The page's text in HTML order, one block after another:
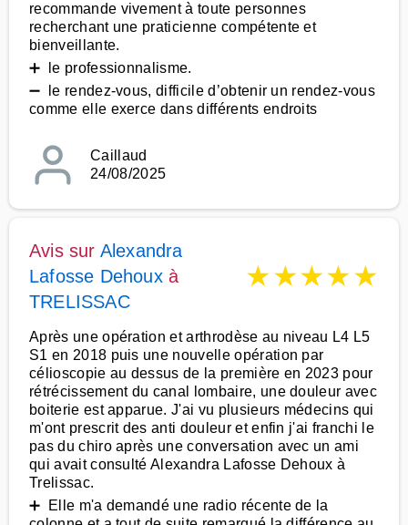
recommande vivement à toute personnes
recherchant une praticienne compétente et
bienveillante.
➕ le professionnalisme.
➖ le rendez-vous, difficile d’obtenir un rendez-vous
comme elle exerce dans différents endroits
Caillaud
24/08/2025
Avis sur Alexandra
Lafosse Dehouxà
TRELISSAC
★★★★★
Après une opération et arthrodèse au niveau L4 L5
S1 en 2018 puis une nouvelle opération par
célioscopie au dessus de la première en 2023 pour
rétrécissement du canal lombaire, une douleur avec
boiterie est apparue. J'ai vu plusieurs médecins qui
m'ont prescrit des anti douleur et enfin j'ai franchi le
pas du chiro après une conversation avec un ami
qui avait consulté Alexandra Lafosse Dehoux à
Trelissac.
➕ Elle m'a demandé une radio récente de la